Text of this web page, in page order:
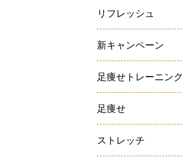
リフレッシュ
新キャンペーン
足痩せトレーニン
足痩せ
ストレッチ